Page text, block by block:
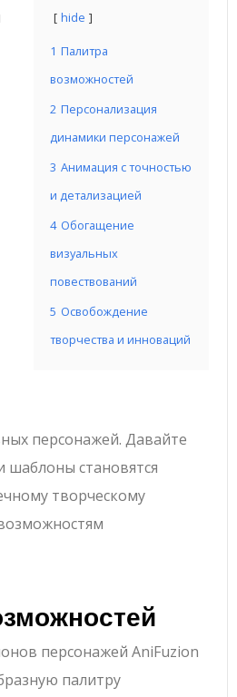
hide
1 Палитра
возможностей
2 Персонализация
динамики персонажей
3 Анимация с точностью
и детализацией
4 Обогащение
визуальных
повествований
5 Освобождение
творчества и инноваций
персонажей. Давайте
шаблоны становятся
творческому
персонажей AniFuzion
палитру